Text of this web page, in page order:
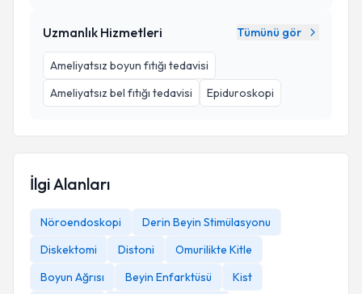
Uzmanlık Hizmetleri Tümünü gör
Ameliyatsız boyun fıtığı tedavisi
Ameliyatsız bel fıtığı tedavisi
Epiduroskopi
İlgi Alanları
Nöroendoskopi
Derin Beyin Stimülasyonu
Diskektomi
Distoni
Omurilikte Kitle
Boyun Ağrısı
Beyin Enfarktüsü
Kist